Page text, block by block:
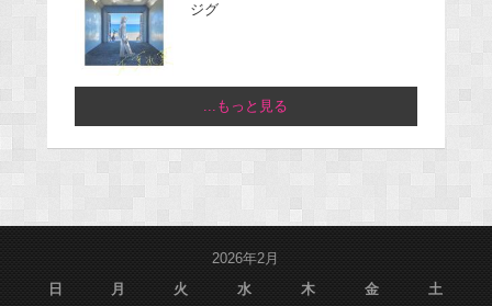
ジグ
...もっと見る
2026年2月
日
月 火 水 木 金 土